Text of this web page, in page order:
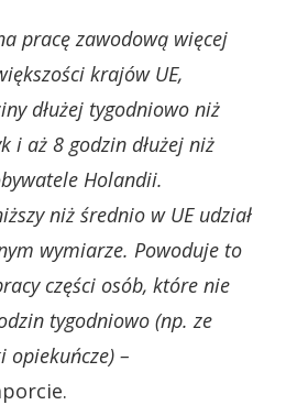
pracę zawodową więcej
krajów UE,
dłużej tygodniowo niż
i aż 8 godzin dłużej niż
Holandii.
niż średnio w UE udział
wymiarze. Powoduje to
części osób, które nie
tygodniowo (np. ze
opiekuńcze) –